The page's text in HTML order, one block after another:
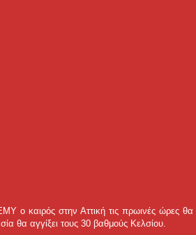
ο καιρός στην Αττική τις πρωινές ώρες θα
θα αγγίξει τους 30 βαθμούς Κελσίου.